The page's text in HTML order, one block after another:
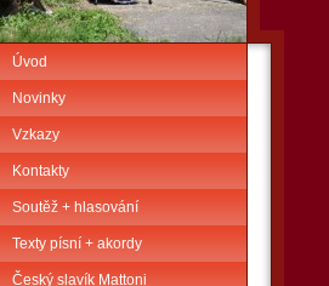
Úvod
Novinky
Vzkazy
Kontakty
Soutěž + hlasování
Texty písní + akordy
Český slavík Mattoni